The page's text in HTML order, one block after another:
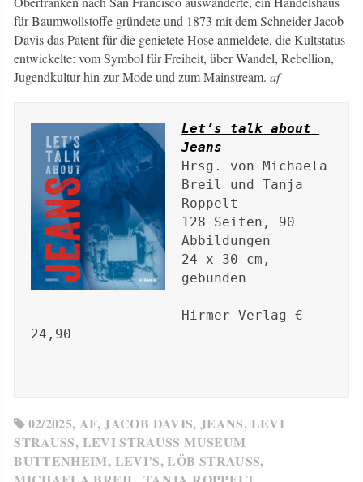
für Baumwollstoffe gründete und 1873 mit dem Schneider Jacob
Davis das Patent für die genietete Hose anmeldete, die Kultstatus
entwickelte: vom Symbol für Freiheit, über Wandel, Rebellion,
Jugendkultur hin zur Mode und zum Mainstream.af
Let’s talk about
Jeans
Hrsg. von Michaela
Breil und Tanja
Roppelt
128 Seiten, 90
Abbildungen
24 x 30 cm,
gebunden
Hirmer Verlag €
24,90
02/2025, AF,JACOB DAVIS,JEANS, LEVI
STRAUSS, LEVI STRAUSS MUSEUM
BUTTENHEIM, LEVI’S,LÖB STRAUSS,